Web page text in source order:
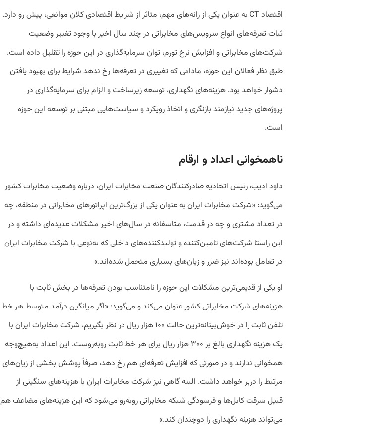
اقتصاد CT به ‌عنوان یکی از رانه‌های مهم، متاثر از شرایط اقتصادی کلان موانعی، پیش رو دارد.
ثبات تعرفه‌های انواع سرویس‌های مخابراتی در چند سال اخیر با وجود تغییر وضعیت
شرکت‌های مخابراتی و افزایش نرخ تورم، توان سرمایه‌گذاری در این حوزه را تقلیل داده است.
طبق نظر فعالان این حوزه، مادامی که تغییری در تعرفه‌ها رخ ندهد شرایط برای بهبود یافتن
دشوار خواهد بود. هزینه‌های نگهداری، توسعه زیرساخت و الزام برای سرمایه‌گذاری در
پروژه‌‌های جدید نیازمند بازنگری و اتخاذ رویکرد و سیاست‌هایی مبتنی بر توسعه این حوزه
است.
ناهمخوانی اعداد و ارقام
داود ادیب، رئیس اتحادیه صادرکنندگان صنعت مخابرات ایران، درباره وضعیت مخابرات کشور
می‌گوید: «شرکت مخابرات ایران به ‌عنوان یکی از بزرگ‌ترین اپراتورهای مخابراتی در منطقه، چه
در تعداد مشتری و چه در قدمت، متاسفانه در سال‌های اخیر مشکلات عدیده‌ای داشته و در
این راستا شرکت‌های تامین‌کننده و تولیدکننده‌های داخلی که به‌نوعی با شرکت مخابرات ایران
در تعامل بوده‌اند نیز ضرر و زیان‌های بسیاری متحمل شده‌اند.»
او یکی از قدیمی‌ترین مشکلات این حوزه را نامتناسب بودن تعرفه‌ها در بخش ثابت با
هزینه‌های شرکت مخابراتی کشور عنوان می‌کند و می‌گوید: «اگر میانگین درآمد متوسط هر خط
تلفن ثابت را در خوش‌بینانه‌ترین حالت ۱۰۰ هزار ریال در نظر بگیریم، شرکت مخابرات ایران با
یک هزینه نگهداری بالغ بر ۳۰۰ هزار ریال برای هر خط ثابت روبه‌‌روست. این اعداد به‌هیچ‌وجه
همخوانی ندارند و در صورتی که افزایش تعرفه‌ای هم رخ دهد، صرفاً پوشش بخشی از زیان‌های
مرتبط را دربر خواهد داشت‌. البته گاهی نیز شرکت مخابرات ایران با هزینه‌های سنگینی از
قبیل سرقت کابل‌ها و فرسودگی شبکه مخابراتی روبه‌‌رو می‌شود که این هزینه‌های مضاعف هم
می‌تواند هزینه نگهداری را دوچندان کند.»